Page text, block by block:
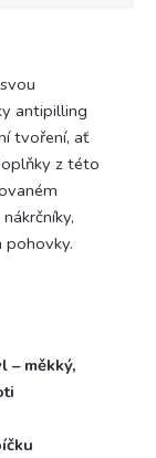
antipilling
tvoření, ať
z této
pohovky.
měkký,